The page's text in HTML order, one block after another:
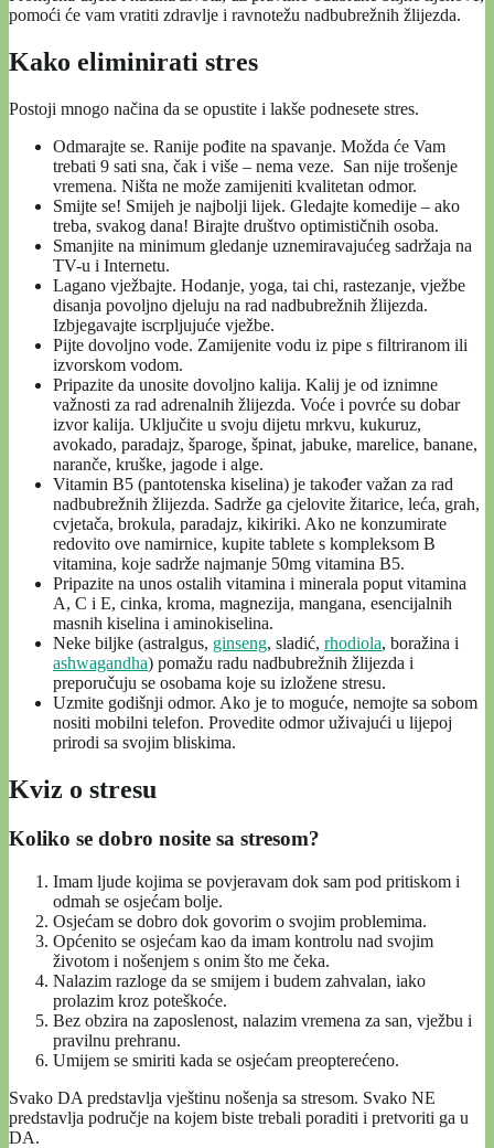
pomoći će vam vratiti zdravlje i ravnotežu nadbubrežnih žlijezda.
Kako eliminirati stres
Postoji mnogo načina da se opustite i lakše podnesete stres.
Odmarajte se. Ranije pođite na spavanje. Možda će Vam
trebati 9 sati sna, čak i više – nema veze. San nije trošenje
vremena. Ništa ne može zamijeniti kvalitetan odmor.
Smijte se! Smijeh je najbolji lijek. Gledajte komedije – ako
treba, svakog dana! Birajte društvo optimističnih osoba.
Smanjite na minimum gledanje uznemiravajućeg sadržaja na
TV-u i Internetu.
Lagano vježbajte. Hodanje, yoga, tai chi, rastezanje, vježbe
disanja povoljno djeluju na rad nadbubrežnih žlijezda.
Izbjegavajte iscrpljujuće vježbe.
Pijte dovoljno vode. Zamijenite vodu iz pipe s filtriranom ili
izvorskom vodom.
Pripazite da unosite dovoljno kalija. Kalij je od iznimne
važnosti za rad adrenalnih žlijezda. Voće i povrće su dobar
izvor kalija. Uključite u svoju dijetu mrkvu, kukuruz,
avokado, paradajz, šparoge, špinat, jabuke, marelice, banane,
naranče, kruške, jagode i alge.
Vitamin B5 (pantotenska kiselina) je također važan za rad
nadbubrežnih žlijezda. Sadrže ga cjelovite žitarice, leća, grah,
cvjetača, brokula, paradajz, kikiriki. Ako ne konzumirate
redovito ove namirnice, kupite tablete s kompleksom B
vitamina, koje sadrže najmanje 50mg vitamina B5.
Pripazite na unos ostalih vitamina i minerala poput vitamina
A, C i E, cinka, kroma, magnezija, mangana, esencijalnih
masnih kiselina i aminokiselina.
Neke biljke (astralgus, ginseng, sladić, rhodiola, boražina i
ashwagandha) pomažu radu nadbubrežnih žlijezda i
preporučuju se osobama koje su izložene stresu.
Uzmite godišnji odmor. Ako je to moguće, nemojte sa sobom
nositi mobilni telefon. Provedite odmor uživajući u lijepoj
prirodi sa svojim bliskima.
Kviz o stresu
Koliko se dobro nosite sa stresom?
Imam ljude kojima se povjeravam dok sam pod pritiskom i
odmah se osjećam bolje.
Osjećam se dobro dok govorim o svojim problemima.
Općenito se osjećam kao da imam kontrolu nad svojim
životom i nošenjem s onim što me čeka.
Nalazim razloge da se smijem i budem zahvalan, iako
prolazim kroz poteškoće.
Bez obzira na zaposlenost, nalazim vremena za san, vježbu i
pravilnu prehranu.
Umijem se smiriti kada se osjećam preopterećeno.
Svako DA predstavlja vještinu nošenja sa stresom. Svako NE
predstavlja područje na kojem biste trebali poraditi i pretvoriti ga u
DA.